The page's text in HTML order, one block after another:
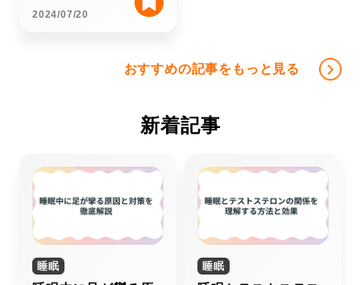
2024/07/20
おすすめの記事をもっと見る
新着記事
睡眠 睡眠